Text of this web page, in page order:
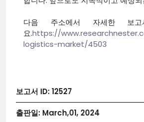
다음 주소에서 자세한 보고
요.https://
logistics-market/4503
보고서 ID:12527
출판일: March,01, 2024